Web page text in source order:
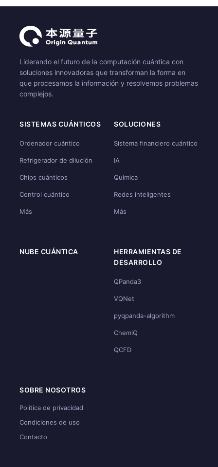
Liderando el futuro de la computación cuántica con
soluciones innovadoras que transforman la forma en
que procesamos la información y resolvemos problemas
complejos.
SISTEMAS CUÁNTICOS
Ordenador cuántico
Refrigerador de dilución
Chips cuánticos
Control cuántico
Más
SOLUCIONES
Sistema financiero cuántico
IA
Química
Redes inteligentes
Más
NUBE CUÁNTICA
HERRAMIENTAS DE
DESARROLLO
QPanda3
VQNet
pyqpanda-algorithm
ChemiQ
QCFD
SOBRE NOSOTROS
Política de privacidad
Condiciones de uso
Contacto